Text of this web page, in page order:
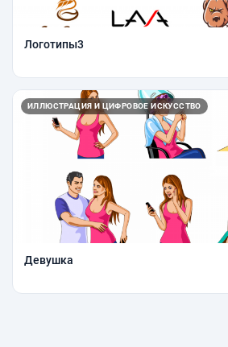
Логотипы3
ИЛЛЮСТРАЦИЯ И ЦИФРОВОЕ ИСКУССТВО
Девушка